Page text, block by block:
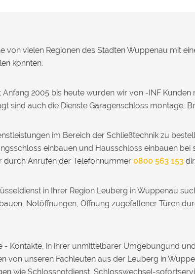
von vielen Regionen des Stadten Wuppenau mit
konnten.
2005 bis heute wurden wir von -INF
sind auch die Dienste Garagenschloss montage,
im Bereich der Schließtechnik zu
einbauen und Hausschloss einbauen
Anrufen der Telefonnummer 0800 563 153
in Ihrer Region Leuberg in Wuppenau
Notöffnungen, Öffnung zugefallener Türen
Kontakte, in ihrer unmittelbarer Umgebungund
von unseren Fachleuten aus der Leuberg in
wie Schlossnotdienst, Schlosswechsel-